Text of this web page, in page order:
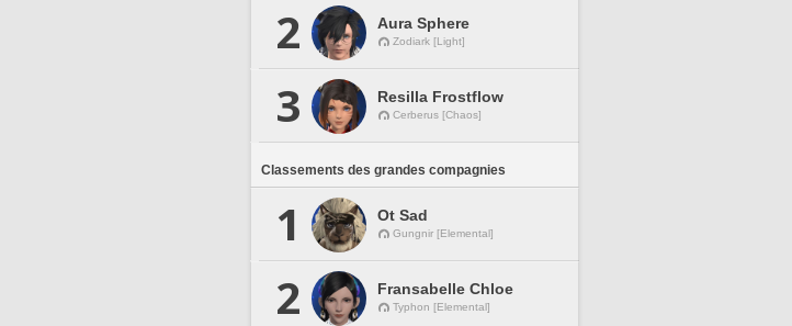
2 Aura Sphere
Zodiark [Light]
3 Resilla Frostflow
Cerberus [Chaos]
Classements des grandes compagnies
1 Ot Sad
Gungnir [Elemental]
2 Fransabelle Chloe
Typhon [Elemental]